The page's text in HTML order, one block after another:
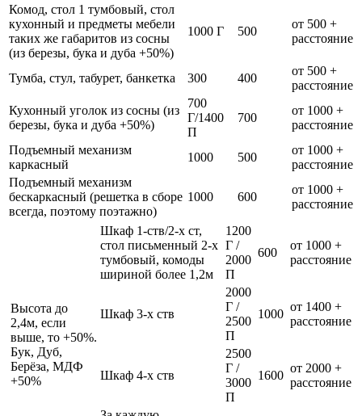
Комод, стол 1 тумбовый, стол
кухонный и предметы мебели
таких же габаритов из сосны
(из березы, бука и дуба +50%)
1000 Г 500
от 500 +
расстояние
Тумба, стул, табурет, банкетка 300 400
от 500 +
расстояние
Кухонный уголок из сосны (из
березы, бука и дуба +50%)
700
Г/1400
П
700
от 1000 +
расстояние
Подъемный механизм
каркасный
1000 500
от 1000 +
расстояние
Подъемный механизм
бескаркасный (решетка в сборе
всегда, поэтому поэтажно)
1000 600
от 1000 +
расстояние
Высота до
2,4м, если
выше, то +50%.
Бук, Дуб,
Берёза, МДФ
+50%
Шкаф 1-ств/2-х ст,
стол письменный 2-х
тумбовый, комоды
шириной более 1,2м
1200
Г /
2000
П
600
от 1000 +
расстояние
Шкаф 3-х ств
2000
Г /
2500
П
1000
от 1400 +
расстояние
Шкаф 4-х ств
2500
Г /
3000
П
1600
от 2000 +
расстояние